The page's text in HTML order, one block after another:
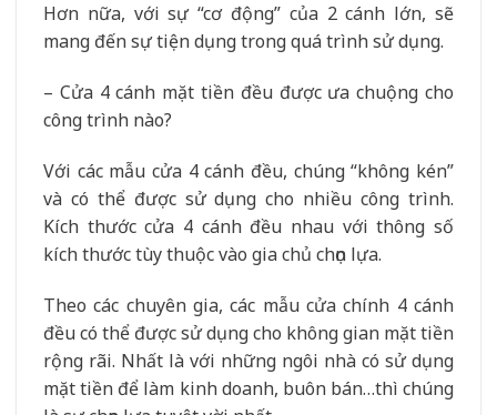
Hơn nữa, với sự “cơ động” của 2 cánh lớn, sẽ
mang đến sự tiện dụng trong quá trình sử dụng.
– Cửa 4 cánh mặt tiền đều được ưa chuộng cho
công trình nào?
Với các mẫu cửa 4 cánh đều, chúng “không kén”
và có thể được sử dụng cho nhiều công trình.
Kích thước cửa 4 cánh đều nhau với thông số
kích thước tùy thuộc vào gia chủ chọn lựa.
Theo các chuyên gia, các mẫu cửa chính 4 cánh
đều có thể được sử dụng cho không gian mặt tiền
rộng rãi. Nhất là với những ngôi nhà có sử dụng
mặt tiền để làm kinh doanh, buôn bán…thì chúng